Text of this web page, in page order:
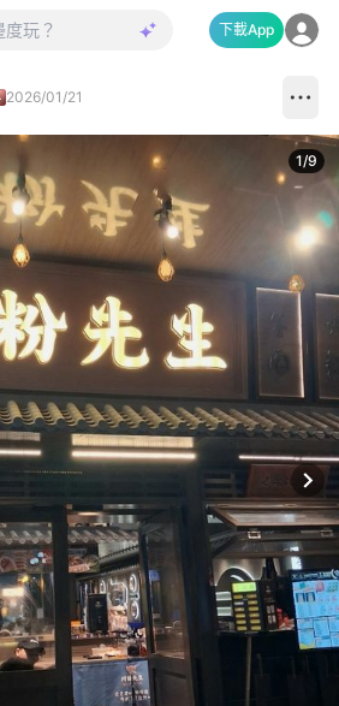
下載App
2026/01/21
1/9